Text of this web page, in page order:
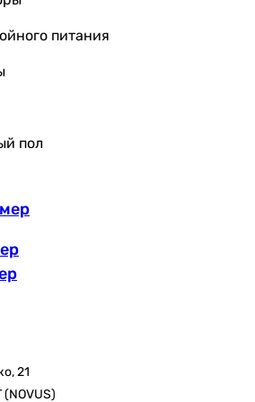
питания
пол
21